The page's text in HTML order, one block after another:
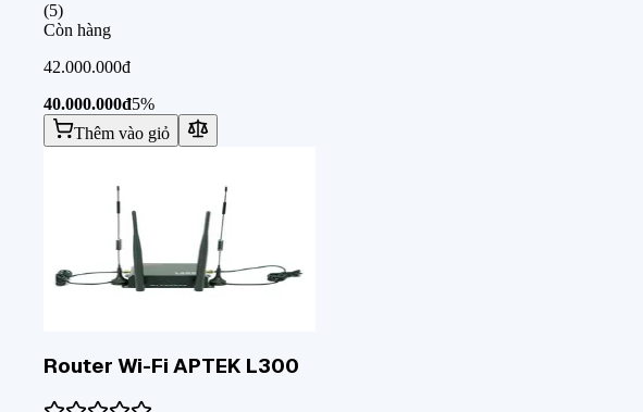
(5)
Còn hàng
42.000.000đ
40.000.000đ5%
Thêm vào giỏ
Router Wi-Fi APTEK L300